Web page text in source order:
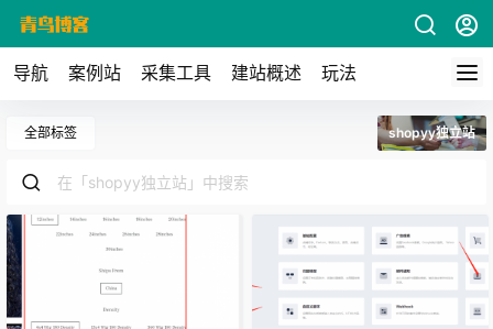
导航 案例站 采集工具 建站概述 玩法
全部标签 shopyy独立站